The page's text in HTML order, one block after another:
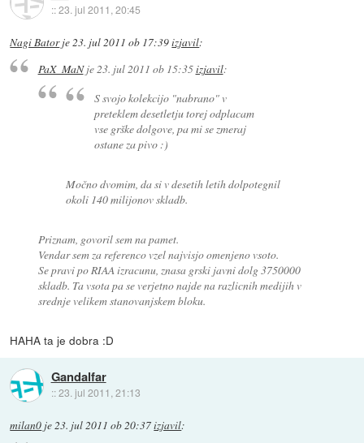
::23. jul 2011, 20:45
Nagi Batorje23. jul 2011 ob 17:39izjavil:
PaX_MaNje23. jul 2011 ob 15:35izjavil:
S svojo kolekcijo "nabrano" v
preteklem desetletju torej odplacam
vse grške dolgove, pa mi se zmeraj
ostane za pivo :)
Močno dvomim, da si v desetih letih dolpotegnil
okoli 140 milijonov skladb.
Priznam, govoril sem na pamet.
Vendar sem za referenco vzel najvisjo omenjeno vsoto.
Se pravi po RIAA izracunu, znasa grski javni dolg 3750000
skladb. Ta vsota pa se verjetno najde na razlicnih medijih v
srednje velikem stanovanjskem bloku.
HAHA ta je dobra :D
Gandalfar
::23. jul 2011, 21:13
milan0 je23. jul 2011 ob 20:37izjavil: